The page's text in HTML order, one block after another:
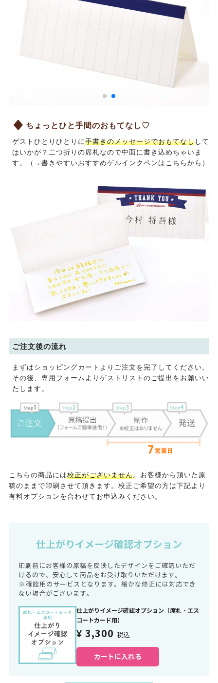
ちょっとひと手間のおもてなし♡
ゲストひとりひとりに手書きのメッセージでおもてなしして
はいかが？二つ折りの席札なので中面に書き込めちゃいま
す。（→ 書きやすいおすすめゲルインクペンはこちらから ）
ご注文後の流れ
まずはショッピングカートよりご注文を完了してください。
その後、専用フォームよりゲストリストのご提出をお願いい
たします。
こちらの商品には校正がございません。お客様から頂いた原
稿のままで印刷させて頂きます。校正ご希望の方は下記より
有料オプションを合わせてお申込みください。
仕上がりイメージ確認オプション
印刷前にお客様の原稿を反映したデザインをご確認いただ
けるので、安心して商品をお受け取りいただけます。
※確認用のサービスとなります。細かな修正には対応でき
ない場合がございます。
仕上がりイメージ確認オプション（席札・エス
コートカード用）
¥ 3,300 税込
カートに入れる